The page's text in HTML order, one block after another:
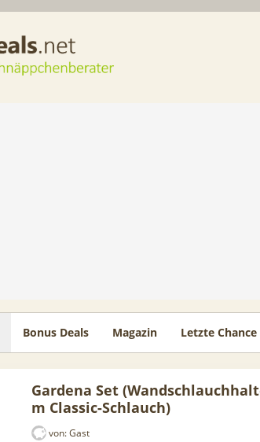
Bonus Deals Magazin Letzte Chance
Gardena Set
m Classic-Schlauch)
von:Gast